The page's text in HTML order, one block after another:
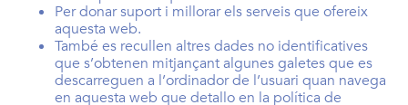
Per donar suport i millorar els serveis que ofereix
aquesta web.
També es recullen altres dades no identificatives
que s’obtenen mitjançant algunes galetes que es
descarreguen a l’ordinador de l’usuari quan navega
en aquesta web que detallo en la política de